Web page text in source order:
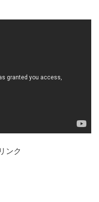
ンク